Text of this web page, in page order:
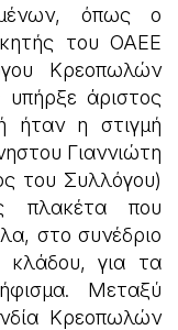
όπως ο
του ΟΑΕΕ
Κρεοπωλών
άριστος
ήταν η στιγμή
Γιαννιώτη
του Συλλόγου)
πλακέτα που
στο συνέδριο
κλάδου, για τα
Μεταξύ
Κρεοπωλών